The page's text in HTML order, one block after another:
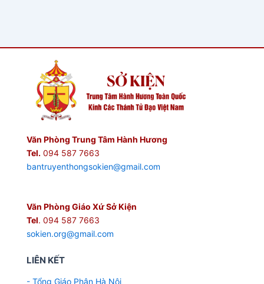
Văn Phòng Trung Tâm Hành Hương
Tel. 094 587 7663
bantruyenthongsokien@gmail.com
Văn Phòng Giáo Xứ Sở Kiện
Tel. 094 587 7663
sokien.org@gmail.com
LIÊN KẾT
- Tổng Giáo Phận Hà Nội